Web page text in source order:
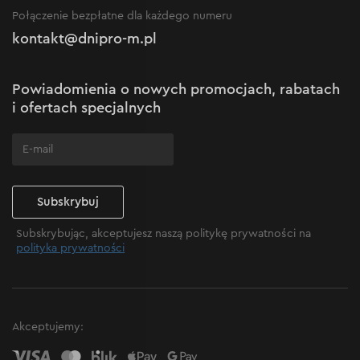
Polityka prywatności
Reklamacje i skargi
Ustawienia plików cookie
Nowości
Połączenie bezpłatne dla każdego numeru
kontakt@dnipro-m.pl
Powiadomienia o nowych promocjach, rabatach
i ofertach specjalnych
Subskrybuj
Subskrybując, akceptujesz naszą politykę prywatności na
polityka prywatności
Akceptujemy: